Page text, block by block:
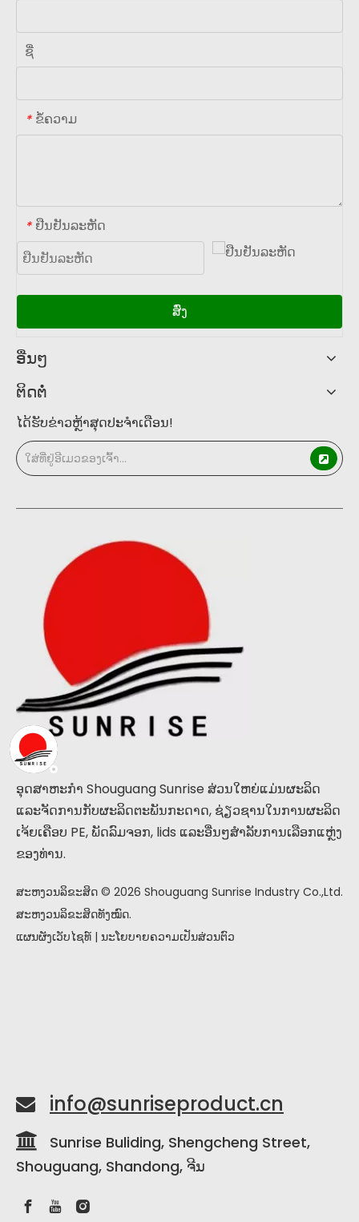
ຊື່
* ຂໍ້ຄວາມ
* ຢືນຢັນລະຫັດ
ສົ່ງ
ອື່ນໆ
ຕິດຕໍ່
ໄດ້​ຮັບ​ຂ່າວ​ຫຼ້າ​ສຸດ​ປະ​ຈໍາ​ເດືອນ​!
ອຸດສາຫະກໍາ Shouguang Sunrise ສ່ວນໃຫຍ່ແມ່ນຜະລິດ
ແລະຈັດການກັບຜະລິດຕະພັນກະດາດ, ຊ່ຽວຊານໃນການຜະລິດ
ເຈ້ຍເຄືອບ PE, ພັດລົມຈອກ, lids ແລະອື່ນໆສໍາລັບການເລືອກແຫຼ່ງ
ຂອງທ່ານ.
ສະຫງວນລິຂະສິດ © 2026 Shouguang Sunrise Industry Co.,Ltd.
ສະຫງວນລິຂະສິດທັງໝົດ.
ແຜນຜັງເວັບໄຊທ໌ | ນະໂຍບາຍຄວາມເປັນສ່ວນຕົວ
 info@sunriseproduct.cn
 Sunrise Buliding, Shengcheng Street,
Shouguang, Shandong, ຈີນ